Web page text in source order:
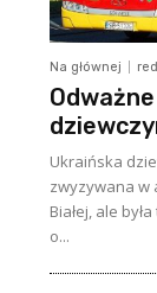
Na głównej
Ukraińska
zwyzywana w
Białej, ale
o...